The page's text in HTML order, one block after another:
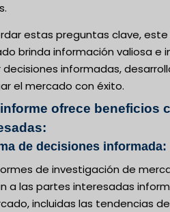
estas preguntas clave,
brinda información valiosa e
informadas,
el mercado con éxito.
ofrece beneficios
de decisiones informada:
de investigación de
a las partes interesadas
incluidas las tendencias